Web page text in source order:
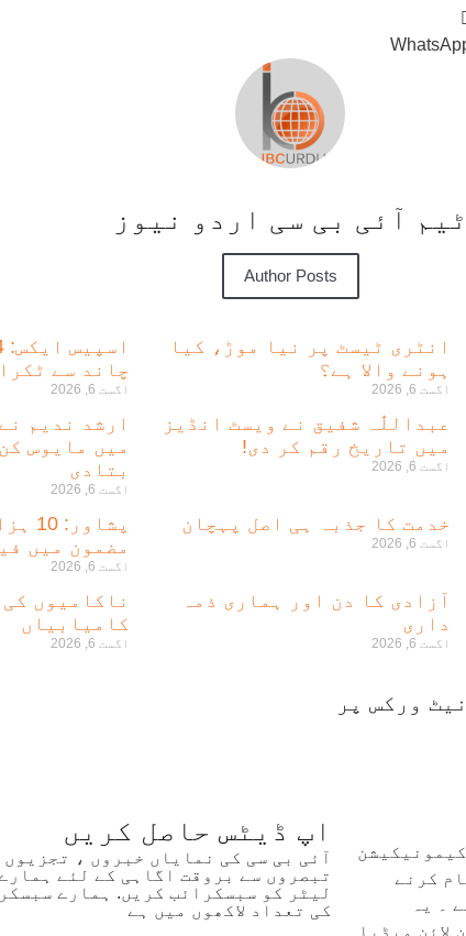
ٹیم آئی بی سی اردو نیوز
Author Posts
انٹری ٹیسٹ پر نیا موڑ، کیا
ہونے والا ہے؟
اگست 6, 2026
چاند سے
اگست 6, 2026
عبداللّٰہ شفیق نے ویسٹ انڈیز
میں تاریخ رقم کر دی!
اگست 6, 2026
ارشد ندیم
میں مایوس
بتادی
اگست 6, 2026
خدمت کا جذبہ ہی اصل پہچان
اگست 6, 2026
مضمون میں
اگست 6, 2026
آزادی کا دن اور ہماری ذمہ
داری
اگست 6, 2026
ناکامیوں
کامیابیاں
اگست 6, 2026
ورکس پر
کرنے
۔ یہ
لائن میڈیا
اپ ڈیٹس حاصل کریں
آئی بی سی کی نمایاں خبروں ، تجزیوں
تبصروں سے بروقت اگاہی کے لئے
لیٹر کو سبسکرائب کریں. ہمارے
کی تعداد لاکھوں میں ہے